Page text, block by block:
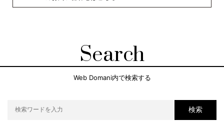
Search
Web Domani内で検索する
検索